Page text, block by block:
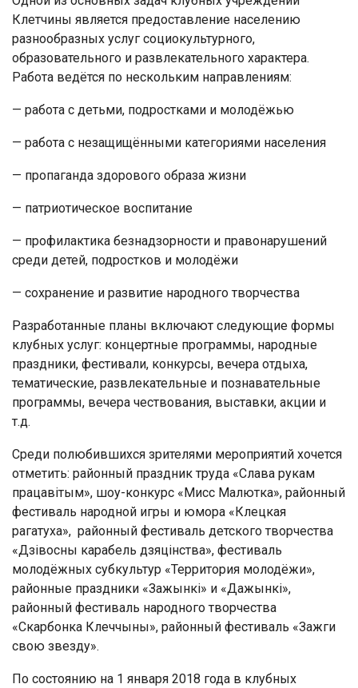
Клетчины является предоставление населению
разнообразных услуг социокультурного,
образовательного и развлекательного характера.
Работа ведётся по нескольким направлениям:
— работа с детьми, подростками и молодёжью
— работа с незащищёнными категориями населения
— пропаганда здорового образа жизни
— патриотическое воспитание
— профилактика безнадзорности и правонарушений
среди детей, подростков и молодёжи
— сохранение и развитие народного творчества
Разработанные планы включают следующие формы
клубных услуг: концертные программы, народные
праздники, фестивали, конкурсы, вечера отдыха,
тематические, развлекательные и познавательные
программы, вечера чествования, выставки, акции и
т.д.
Среди полюбившихся зрителями мероприятий хочется
отметить: районный праздник труда «Слава рукам
працавітым», шоу-конкурс «Мисс Малютка», районный
фестиваль народной игры и юмора «Клецкая
рагатуха», районный фестиваль детского творчества
«Дзівосны карабель дзяцінства», фестиваль
молодёжных субкультур «Территория молодёжи»,
районные праздники «Зажынкі» и «Дажынкі»,
районный фестиваль народного творчества
«Скарбонка Клеччыны», районный фестиваль «Зажги
свою звезду».
По состоянию на 1 января 2018 года в клубных